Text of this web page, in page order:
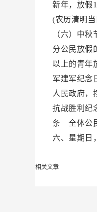
新年，放
(农历清明
（六）中
分公民放
以上的青
军建军纪
人民政府
抗战胜利纪
条 全体公
六、星期
相关文章